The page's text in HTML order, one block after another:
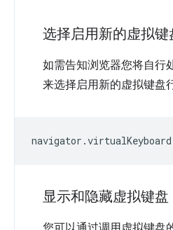
选择启用新的虚拟键
如需告知浏览器您将自行
来选择启用新的虚拟键盘
navigator .virtualKeyboard
显示和隐藏虚拟键盘